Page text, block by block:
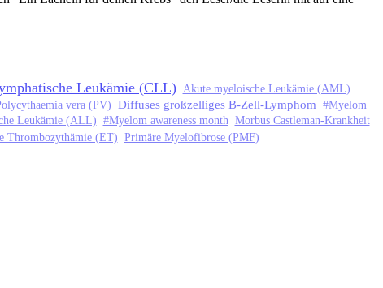
Leukämie (CLL) Akute myeloische Leukämie (AML)
vera (PV) Diffuses großzelliges B-Zell-Lymphom #Myelom
Leukämie (ALL) #Myelom awareness month Morbus Castleman-Krankheit
Thrombozythämie (ET) Primäre Myelofibrose (PMF)